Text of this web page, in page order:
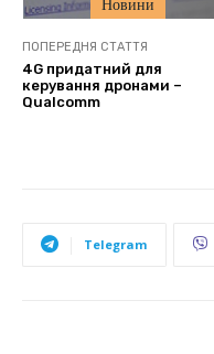
Новини
ПОПЕРЕДНЯ СТАТТЯ
4G придатний для
керування дронами –
Qualcomm
Telegram